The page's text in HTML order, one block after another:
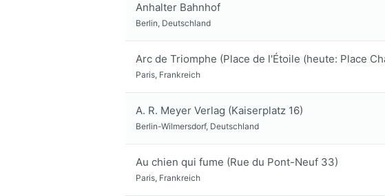
Anhalter Bahnhof
Berlin, Deutschland
Arc de Triomphe (Place de l'Étoile (heute: Place
Paris, Frankreich
A. R. Meyer Verlag (Kaiserplatz 16)
Berlin-Wilmersdorf, Deutschland
Au chien qui fume (Rue du Pont-Neuf 33)
Paris, Frankreich